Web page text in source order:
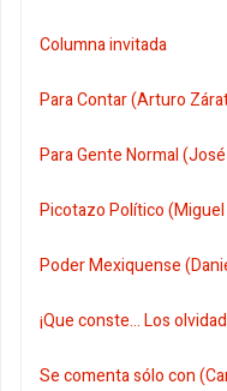
Columna invitada
Para Contar (Arturo
Para Gente Normal
Picotazo Político
Poder Mexiquense
¡Que conste... Los
Se comenta sólo con